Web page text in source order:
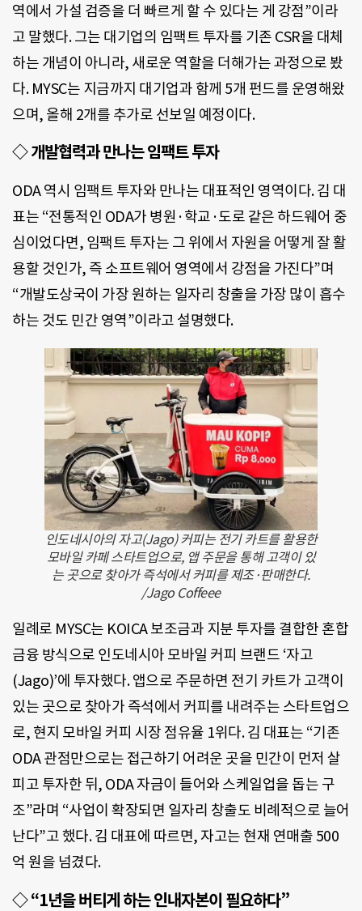
역에서 가설 검증을 더 빠르게 할 수 있다는 게 강점”이라
고 말했다. 그는 대기업의 임팩트 투자를 기존 CSR을 대체
하는 개념이 아니라, 새로운 역할을 더해가는 과정으로 봤
다. MYSC는 지금까지 대기업과 함께 5개 펀드를 운영해왔
으며, 올해 2개를 추가로 선보일 예정이다.
◇ 개발협력과 만나는 임팩트 투자
ODA 역시 임팩트 투자와 만나는 대표적인 영역이다. 김 대
표는 “전통적인 ODA가 병원·학교·도로 같은 하드웨어 중
심이었다면, 임팩트 투자는 그 위에서 자원을 어떻게 잘 활
용할 것인가, 즉 소프트웨어 영역에서 강점을 가진다”며
“개발도상국이 가장 원하는 일자리 창출을 가장 많이 흡수
하는 것도 민간 영역”이라고 설명했다.
인도네시아의 자고(Jago) 커피는 전기 카트를 활용한
모바일 카페 스타트업으로, 앱 주문을 통해 고객이 있
는 곳으로 찾아가 즉석에서 커피를 제조·판매한다.
/Jago Coffeee
일례로 MYSC는 KOICA 보조금과 지분 투자를 결합한 혼합
금융 방식으로 인도네시아 모바일 커피 브랜드 ‘자고
(Jago)’에 투자했다. 앱으로 주문하면 전기 카트가 고객이
있는 곳으로 찾아가 즉석에서 커피를 내려주는 스타트업으
로, 현지 모바일 커피 시장 점유율 1위다. 김 대표는 “기존
ODA 관점만으로는 접근하기 어려운 곳을 민간이 먼저 살
피고 투자한 뒤, ODA 자금이 들어와 스케일업을 돕는 구
조”라며 “사업이 확장되면 일자리 창출도 비례적으로 늘어
난다”고 했다. 김 대표에 따르면, 자고는 현재 연매출 500
억 원을 넘겼다.
◇ “1년을 버티게 하는 인내자본이 필요하다”